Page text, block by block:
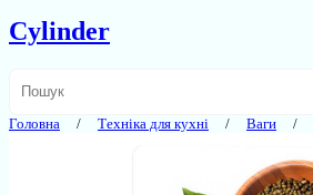
Cylinder
Головна Техніка для кухні Ваги